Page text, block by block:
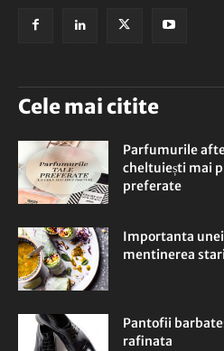
Cele mai citite
Parfumurile
cheltuiești mai
preferate
Importanta
mentinerea
Pantofii
rafinata